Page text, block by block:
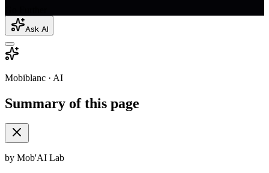
Ask AI
Mobiblanc · AI
Summary of this page
by Mob'AI Lab